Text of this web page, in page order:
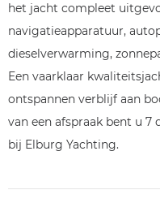
het jacht compleet
navigatieapparatuur,
dieselverwarming,
Een vaarklaar
ontspannen verblijf aan
van een afspraak bent u 7
bij Elburg Yachting.